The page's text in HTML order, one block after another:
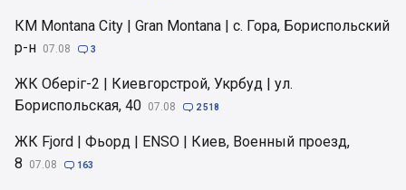
КМ Montana City | Gran Montana | с. Гора, Бориспольский
р-н 07.08  3
ЖК Оберіг-2 | Киевгорстрой, Укрбуд | ул.
Бориспольская, 40 07.08  2 518
ЖК Fjord | Фьорд | ENSO | Киев, Военный проезд,
8
07.08  163